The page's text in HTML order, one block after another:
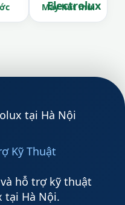
Máy hút mùi
Kỹ Thuật
hỗ trợ kỹ thuật
tại Hà Nội.